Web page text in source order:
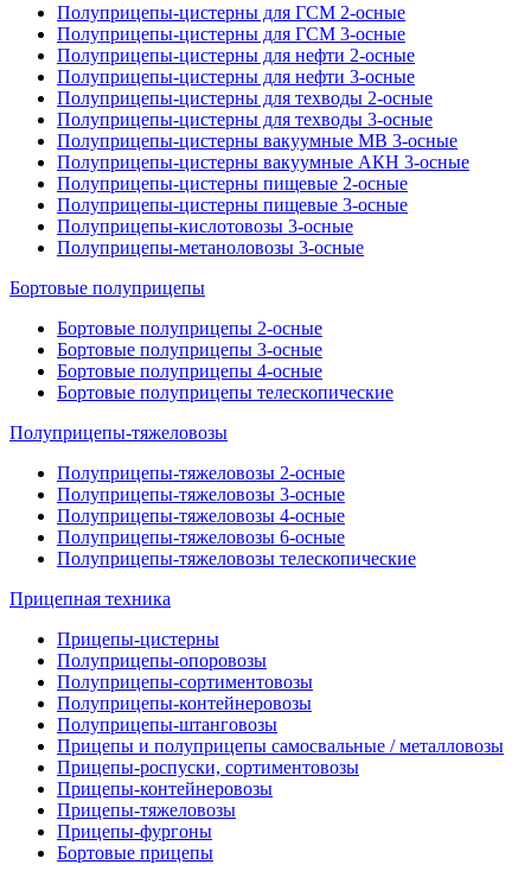
Полуприцепы-цистерны для ГСМ 2-осные
Полуприцепы-цистерны для ГСМ 3-осные
Полуприцепы-цистерны для нефти 2-осные
Полуприцепы-цистерны для нефти 3-осные
Полуприцепы-цистерны для техводы 2-осные
Полуприцепы-цистерны для техводы 3-осные
Полуприцепы-цистерны вакуумные МВ 3-осные
Полуприцепы-цистерны вакуумные АКН 3-осные
Полуприцепы-цистерны пищевые 2-осные
Полуприцепы-цистерны пищевые 3-осные
Полуприцепы-кислотовозы 3-осные
Полуприцепы-метаноловозы 3-осные
Бортовые полуприцепы
Бортовые полуприцепы 2-осные
Бортовые полуприцепы 3-осные
Бортовые полуприцепы 4-осные
Бортовые полуприцепы телескопические
Полуприцепы-тяжеловозы
Полуприцепы-тяжеловозы 2-осные
Полуприцепы-тяжеловозы 3-осные
Полуприцепы-тяжеловозы 4-осные
Полуприцепы-тяжеловозы 6-осные
Полуприцепы-тяжеловозы телескопические
Прицепная техника
Прицепы-цистерны
Полуприцепы-опоровозы
Полуприцепы-сортиментовозы
Полуприцепы-контейнеровозы
Полуприцепы-штанговозы
Прицепы и полуприцепы самосвальные / металловозы
Прицепы-роспуски, сортиментовозы
Прицепы-контейнеровозы
Прицепы-тяжеловозы
Прицепы-фургоны
Бортовые прицепы